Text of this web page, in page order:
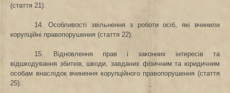
(стаття 21).
14. Особливості звільнення з роботи осіб, які вчинили
корупційні правопорушення (стаття 22).
15. Відновлення прав і законних інтересів та
відшкодування збитків, шкоди, завданих фізичним та юридичним
особам внаслідок вчинення корупційного правопорушення (стаття
25).